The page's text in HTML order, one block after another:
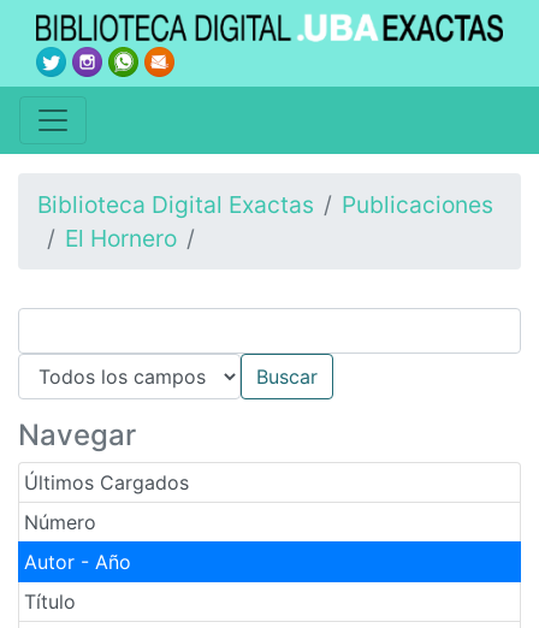
Biblioteca Digital Exactas
Publicaciones
El Hornero
Navegar
Últimos Cargados
Número
Autor - Año
Título